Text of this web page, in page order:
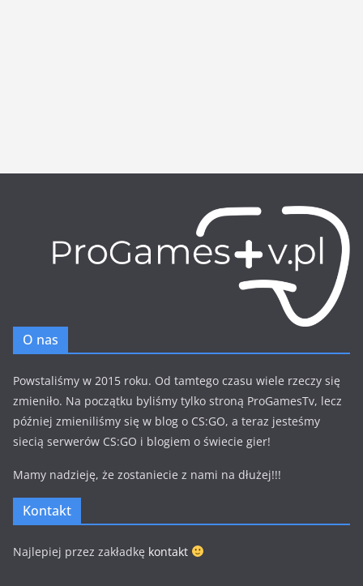
O nas
Powstaliśmy w 2015 roku. Od tamtego czasu wiele rzeczy się
zmieniło. Na początku byliśmy tylko stroną ProGamesTv, lecz
później zmieniliśmy się w blog o CS:GO, a teraz jesteśmy
siecią serwerów CS:GO i blogiem o świecie gier!
Mamy nadzieję, że zostaniecie z nami na dłużej!!!
Kontakt
Najlepiej przez zakładkę kontakt